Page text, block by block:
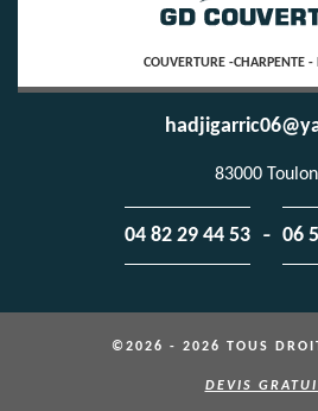
COUVERTURE -CHARPENTE -
83000 Toulon
04 82 29 44 53 - 06
©2026 - 2026 TOUS
DEVIS